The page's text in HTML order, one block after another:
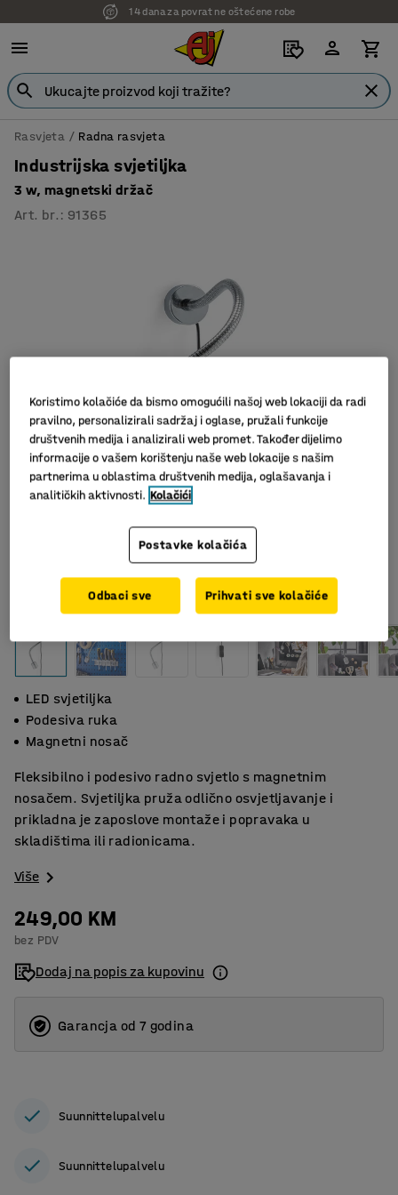
14 dana za povrat ne oštećene robe
Rasvjeta Radna rasvjeta
Industrijska svjetiljka
3 w, magnetski držač
Art. br. : 91365
LED svjetiljka
Podesiva ruka
Magnetni nosač
Fleksibilno i podesivo radno svjetlo s magnetnim
nosačem. Svjetiljka pruža odlično osvjetljavanje i
prikladna je zaposlove montaže i popravaka u
skladištima ili radionicama.
Više
249,00 KM
bez PDV
Dodaj na popis za kupovinu
Garancja od 7 godina
Suunnittelupalvelu
Suunnittelupalvelu
Koristimo kolačiće da bismo omogućili našoj web lokaciji da radi
pravilno, personalizirali sadržaj i oglase, pružali funkcije
društvenih medija i analizirali web promet. Također dijelimo
informacije o vašem korištenju naše web lokacije s našim
partnerima u oblastima društvenih medija, oglašavanja i
analitičkih aktivnosti. Kolačići
Postavke kolačića
Odbaci sve Prihvati sve kolačiće